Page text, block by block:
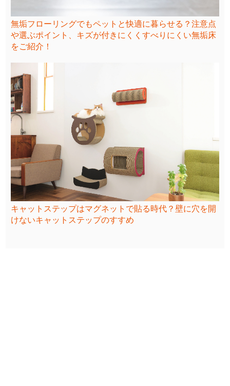
無垢フローリングでもペットと快適に暮らせる？注意点
や選ぶポイント、キズが付きにくくすべりにくい無垢床
をご紹介！
キャットステップはマグネットで貼る時代？壁に穴を開
けないキャットステップのすすめ